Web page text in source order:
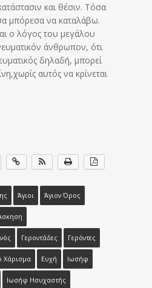
και θέσιν. Τόσα
μπόρεσα να καταλάβω.
ο λόγος του μεγάλου
άνθρωπον, ότι
δηλαδή, μπορεί
αυτός να κρίνεται
Άγιοι Άγιον Όρος
Γεροντάδες Γερόντες
Χάρισμα Ευχή Ιωσήφ
Ιωσήφ Ησυχαστής